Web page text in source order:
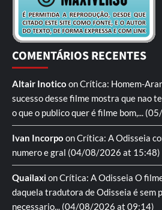
COMENTÁRIOS RECENTES
Altair Inotico onCrítica: Homem-
sucesso desse filme mostra que nao
o que o publico quer é filme bom,...
Ivan Incorpo onCrítica: A Odisseia
numero e gral (04/08/2026 at 15:48)
QuailaxionCrítica: A Odisseia O
daquela tradutora de Odisseia é sem
necessario... (04/08/2026 at 09:14)